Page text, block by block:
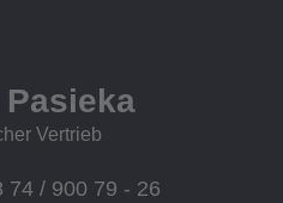
Vertrieb
74 / 900 79 - 26